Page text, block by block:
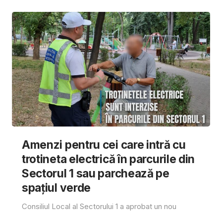
Amenzi pentru cei care intră cu
trotineta electrică în parcurile din
Sectorul 1 sau parchează pe
spațiul verde
Consiliul Local al Sectorului 1 a aprobat un nou